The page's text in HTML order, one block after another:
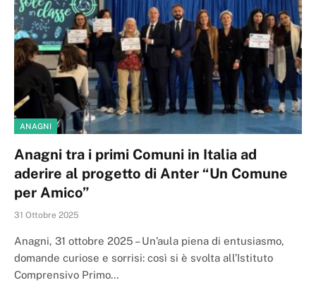
ANAGNI
Anagni tra i primi Comuni in Italia ad
aderire al progetto di Anter “Un Comune
per Amico”
31 Ottobre 2025
Anagni, 31 ottobre 2025 – Un’aula piena di entusiasmo,
domande curiose e sorrisi: così si è svolta all’Istituto
Comprensivo Primo…